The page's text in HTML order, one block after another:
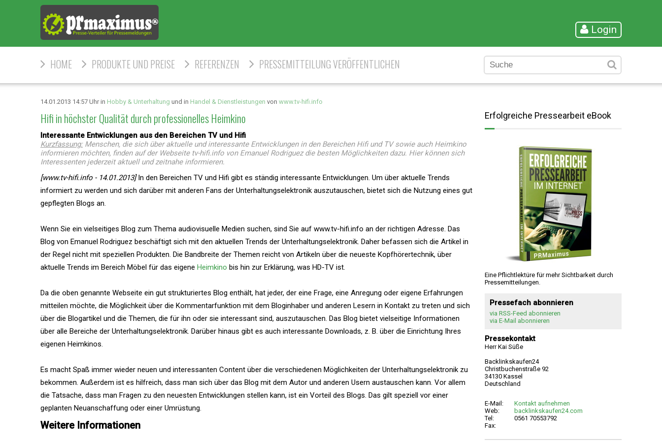
Login
HOME PRODUKTE UND PREISE REFERENZEN PRESSEMITTEILUNG VERÖFFENTLICHEN
14.01.2013 14:57 Uhr in Hobby & Unterhaltung und in Handel & Dienstleistungen von www.tv-hifi.info
Hifi in höchster Qualität durch professionelles Heimkino
Interessante Entwicklungen aus den Bereichen TV und Hifi
Kurzfassung:Menschen, die sich über aktuelle und interessante Entwicklungen in den Bereichen Hifi und TV sowie auch Heimkino
informieren möchten, finden auf der Webseite tv-hifi.info von Emanuel Rodriguez die besten Möglichkeiten dazu. Hier können sich
Interessenten jederzeit aktuell und zeitnahe informieren.
[www.tv-hifi.info - 14.01.2013]In den Bereichen TV und Hifi gibt es ständig interessante Entwicklungen. Um über aktuelle Trends
informiert zu werden und sich darüber mit anderen Fans der Unterhaltungselektronik auszutauschen, bietet sich die Nutzung eines gut
gepflegten Blogs an.
Wenn Sie ein vielseitiges Blog zum Thema audiovisuelle Medien suchen, sind Sie auf www.tv-hifi.info an der richtigen Adresse. Das
Blog von Emanuel Rodriguez beschäftigt sich mit den aktuellen Trends der Unterhaltungselektronik. Daher befassen sich die Artikel in
der Regel nicht mit speziellen Produkten. Die Bandbreite der Themen reicht von Artikeln über die neueste Kopfhörertechnik, über
aktuelle Trends im Bereich Möbel für das eigene Heimkino bis hin zur Erklärung, was HD-TV ist.
Da die oben genannte Webseite ein gut strukturiertes Blog enthält, hat jeder, der eine Frage, eine Anregung oder eigene Erfahrungen
mitteilen möchte, die Möglichkeit über die Kommentarfunktion mit dem Bloginhaber und anderen Lesern in Kontakt zu treten und sich
über die Blogartikel und die Themen, die für ihn oder sie interessant sind, auszutauschen. Das Blog bietet vielseitige Informationen
über alle Bereiche der Unterhaltungselektronik. Darüber hinaus gibt es auch interessante Downloads, z. B. über die Einrichtung Ihres
eigenen Heimkinos.
Es macht Spaß immer wieder neuen und interessanten Content über die verschiedenen Möglichkeiten der Unterhaltungselektronik zu
bekommen. Außerdem ist es hilfreich, dass man sich über das Blog mit dem Autor und anderen Usern austauschen kann. Vor allem
die Tatsache, dass man Fragen zu den neuesten Entwicklungen stellen kann, ist ein Vorteil des Blogs. Das gilt speziell vor einer
geplanten Neuanschaffung oder einer Umrüstung.
Weitere Informationen
Erfolgreiche Pressearbeit eBook
Eine Pflichtlektüre für mehr Sichtbarkeit durch
Pressemitteilungen.
Pressefach abonnieren
via RSS-Feed abonnieren
via E-Mail abonnieren
Pressekontakt
Herr Kai Süße
Backlinkskaufen24
Christbuchenstraße 92
34130 Kassel
Deutschland
E-Mail:
Kontakt aufnehmen
Web:
backlinkskaufen24.com
Tel:
0561 70553792
Fax: